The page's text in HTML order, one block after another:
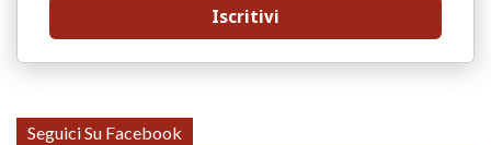
Iscritivi
Seguici Su Facebook